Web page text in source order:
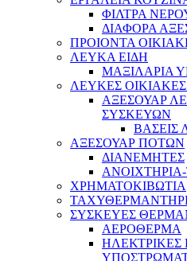
ΦΙΛΤΡΑ
ΔΙΑΦΟΡΑ
ΠΡΟΙΟΝΤΑ
ΛΕΥΚΑ ΕΙΔΗ
ΜΑΞΙΛΑΡΙΑ
ΛΕΥΚΕΣ
ΑΞΕΣΟΥΑΡ
ΣΥΣΚΕΥΩΝ
ΒΑΣΕΙΣ
ΑΞΕΣΟΥΑΡ ΠΟΤΩΝ
ΔΙΑΝΕΜΗΤΕΣ
ΧΡΗΜΑΤΟΚΙΒΩΤΙΑ
ΣΥΣΚΕΥΕΣ
ΑΕΡΟΘΕΡΜΑ
ΗΛΕΚΤΡΙΚΕΣ